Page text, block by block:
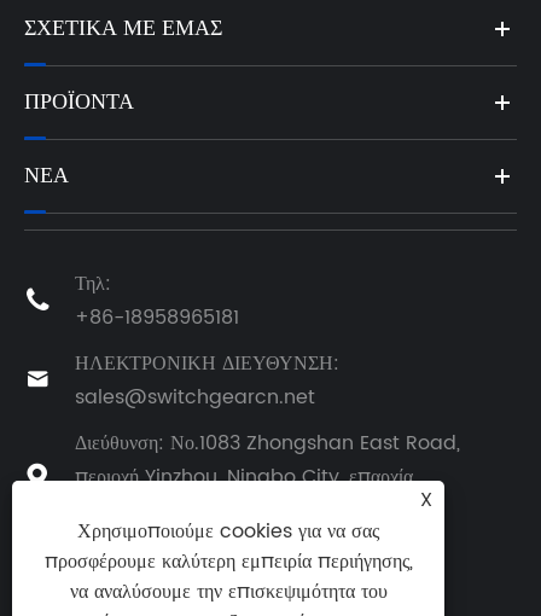
ΣΧΕΤΙΚΆ ΜΕ ΕΜΆΣ
ΠΡΟΪΌΝΤΑ
ΝΈΑ

Τηλ:
+86-18958965181

ΗΛΕΚΤΡΟΝΙΚΗ ΔΙΕΥΘΥΝΣΗ:
sales@switchgearcn.net

Διεύθυνση: Νο.1083 Zhongshan East Road,
περιοχή Yinzhou, Ningbo City, επαρχία
X
Χρησιμοποιούμε cookies για να σας
προσφέρουμε καλύτερη εμπειρία περιήγησης,
να αναλύσουμε την επισκεψιμότητα του